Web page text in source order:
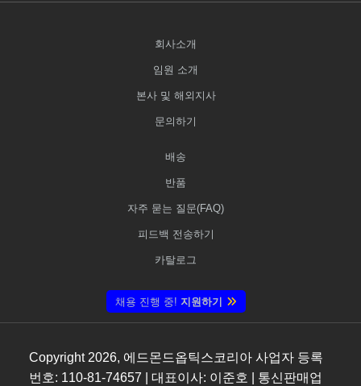
회사소개
임원 소개
본사 및 해외지사
문의하기
배송
반품
자주 묻는 질문(FAQ)
피드백 전송하기
카탈로그
채용 진행 중! 지원하기
Copyright 2026, 에드몬드옵틱스코리아 사업자 등록
번호: 110-81-74657 | 대표이사: 이준호 | 통신판매업